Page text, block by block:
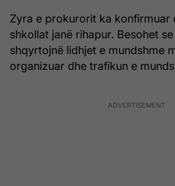
Zyra e prokurorit ka konfirmuar
shkollat janë rihapur. Besohet
shqyrtojnë lidhjet e mundshme
organizuar dhe trafikun e